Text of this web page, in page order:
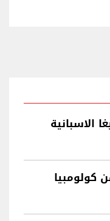
الاسبانية
كولومبيا